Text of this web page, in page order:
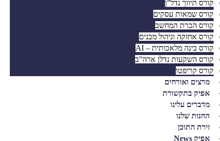
קורס תיווך נדל”ן
קורס שמאות עסקים
קורס הכרת המחשב
קורס אחזקה וניהול מבנים
קורס בינה מלאכותית – AI
קורס השקעות נדלן ארה”ב
קורס קריפטו
מרצים ואורחים
אפיק בתקשורת
מדברים עלינו
החנות שלנו
זירת התוכן
אפיק News